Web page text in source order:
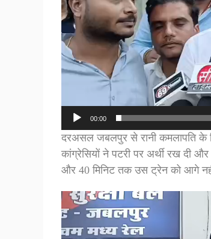
00:00
दरअसल जबलपुर से रानी कमलापति के
कांग्रेसियों ने पटरी पर अर्थी रख दी
और 40 मिनिट तक उस ट्रेन को आगे
Video
Player